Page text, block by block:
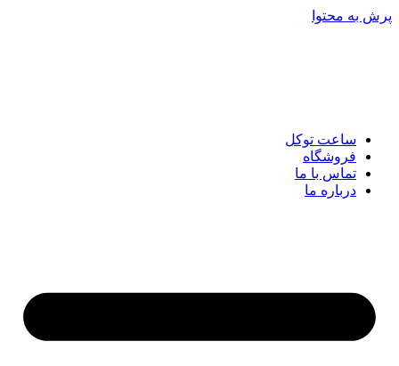
پرش به محتوا
ساعت توکل
فروشگاه
تماس با ما
درباره ما